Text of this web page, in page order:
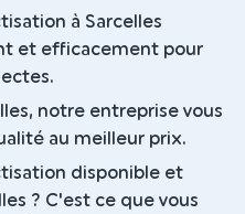
à Sarcelles
et efficacement pour
notre entreprise vous
au meilleur prix.
disponible et
? C'est ce que vous